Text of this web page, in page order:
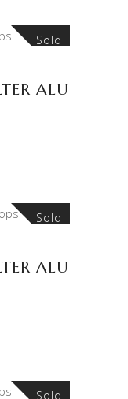
Sold
ALU
Sold
ALU
Sold